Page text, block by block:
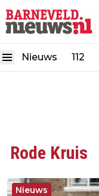
Nieuws 112
Rode Kruis
Nieuws